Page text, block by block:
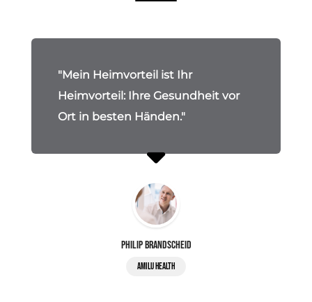
"Mein Heimvorteil ist Ihr
Heimvorteil: Ihre Gesundheit vor
Ort in besten Händen."
Philip Brandscheid
AMILU Health